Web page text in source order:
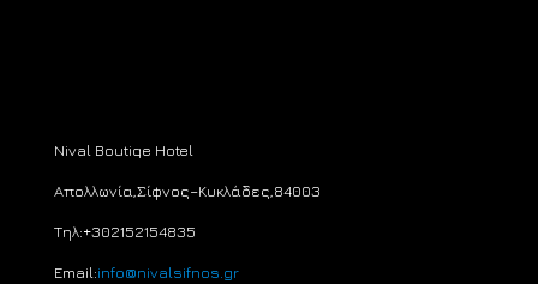
Nival Boutiqe Hotel
Απολλωνία,Σίφνος–Κυκλάδες,84003
Τηλ:+302152154835
Email:info@nivalsifnos.gr